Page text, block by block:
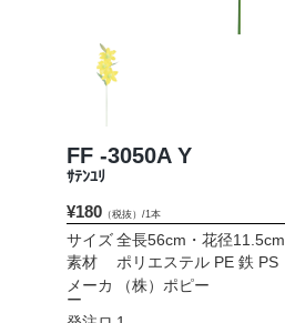
お問い合わせ
OFFICIAL SNS
FF -3050A Y
ｻﾃﾝﾕﾘ
¥180（税抜）/1本
サイズ 全長56cm・花径11.5cm
素材
ポリエステル PE 鉄 PS
メーカ
ー
（株）ポピー